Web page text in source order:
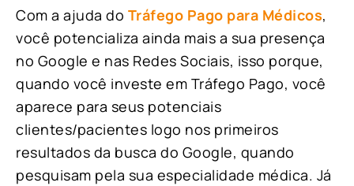
Com a ajuda do Tráfego Pago para Médicos,
você potencializa ainda mais a sua presença
no Google e nas Redes Sociais, isso porque,
quando você investe em Tráfego Pago, você
aparece para seus potenciais
clientes/pacientes logo nos primeiros
resultados da busca do Google, quando
pesquisam pela sua especialidade médica. Já